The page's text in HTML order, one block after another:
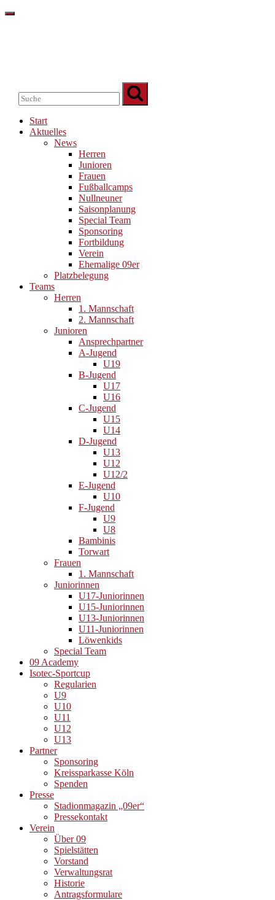
Start
Aktuelles
News
Herren
Junioren
Frauen
Fußballcamps
Nullneuner
Saisonplanung
Special Team
Sponsoring
Fortbildung
Verein
Ehemalige 09er
Platzbelegung
Teams
Herren
1. Mannschaft
2. Mannschaft
Junioren
Ansprechpartner
A-Jugend
U19
B-Jugend
U17
U16
C-Jugend
U15
U14
D-Jugend
U13
U12
U12/2
E-Jugend
U10
F-Jugend
U9
U8
Bambinis
Torwart
Frauen
1. Mannschaft
Juniorinnen
U17-Juniorinnen
U15-Juniorinnen
U13-Juniorinnen
U11-Juniorinnen
Löwenkids
Special Team
09 Academy
Isotec-Sportcup
Regularien
U9
U10
U11
U12
U13
Partner
Sponsoring
Kreissparkasse Köln
Spenden
Presse
Stadionmagazin „09er“
Pressekontakt
Verein
Über 09
Spielstätten
Vorstand
Verwaltungsrat
Historie
Antragsformulare